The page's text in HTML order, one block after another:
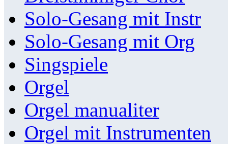
Solo-Gesang mit Instr
Solo-Gesang mit Org
Singspiele
Orgel
Orgel manualiter
Orgel mit Instrumenten